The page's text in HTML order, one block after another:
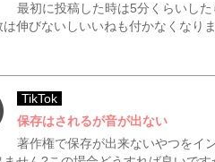
最初に投稿した時は5分くらいし
は伸びないしいいねも付かなくなり
TikTok
保存はされるが音が出ない
著作権で保存が出来ないやつをイ